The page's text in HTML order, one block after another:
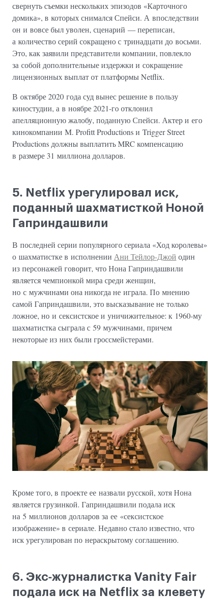
свернуть съемки нескольких эпизодов «Карточного
домика», в которых снимался Спейси. А впоследствии
он и вовсе был уволен, сценарий — переписан,
а количество серий сокращено с тринадцати до восьми.
Это, как заявили представители компании, повлекло
за собой дополнительные издержки и сокращение
лицензионных выплат от платформы Netflix.
В октябре 2020 года суд вынес решение в пользу
киностудии, а в ноябре 2021-го отклонил
апелляционную жалобу, поданную Спейси. Актер и его
кинокомпании M. Profitt Productions и Trigger Street
Productions должны выплатить MRC компенсацию
в размере 31 миллиона долларов.
5. Netflix урегулировал иск,
поданный шахматисткой Ноной
Гаприндашвили
В последней серии популярного сериала «Ход королевы»
о шахматистке в исполнении Ани Тейлор-Джой один
из персонажей говорит, что Нона Гаприндашвили
является чемпионкой мира среди женщин,
но с мужчинами она никогда не играла. По мнению
самой Гаприндашвили, это высказывание не только
ложное, но и сексистское и уничижительное: к 1960-му
шахматистка сыграла с 59 мужчинами, причем
некоторые из них были гроссмейстерами.
Кроме того, в проекте ее назвали русской, хотя Нона
является грузинкой. Гаприндашвили подала иск
на 5 миллионов долларов за ее «сексистское
изображение» в сериале. Недавно стало известно, что
иск урегулирован по нераскрытому соглашению.
6. Экс-журналистка Vanity Fair
подала иск на Netflix за клевету